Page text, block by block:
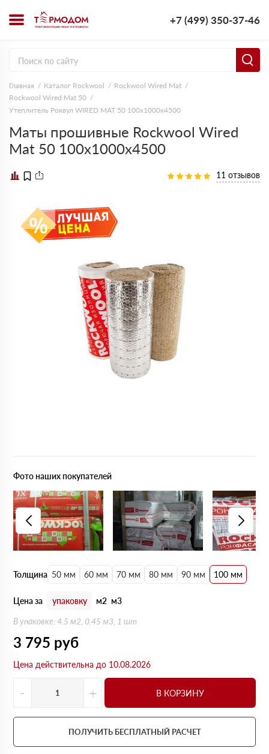
+7 (499) 350-37-46
Главная Каталог Rockwool
Rockwool Wired Mat
Rockwool Wired Mat 50
Утеплитель Роквул WIRED MAT 50 100х1000х4500
Маты прошивные Rockwool Wired
Mat 50 100х1000х4500
11 отзывов
Толщина 50 мм 60 мм 70 мм 80 мм 90 мм 100 мм
Цена за упаковку м2 м3
В упаковке: 4.5 м2, 0.45 м3, 1 шт
3 795 руб
Цена действительна до 10.08.2026
- + В КОРЗИНУ
ПОЛУЧИТЬ БЕСПЛАТНЫЙ РАСЧЕТ
Фото наших покупателей